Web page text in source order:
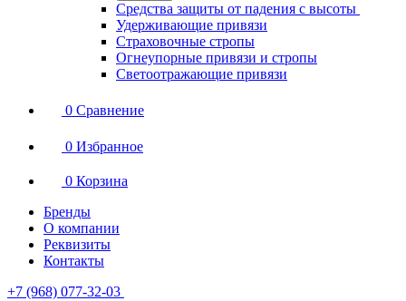
Средства защиты от падения с высоты
Удерживающие привязи
Страховочные стропы
Огнеупорные привязи и стропы
Светоотражающие привязи
0 Сравнение
0 Избранное
0 Корзина
Бренды
О компании
Реквизиты
Контакты
+7 (968) 077-32-03